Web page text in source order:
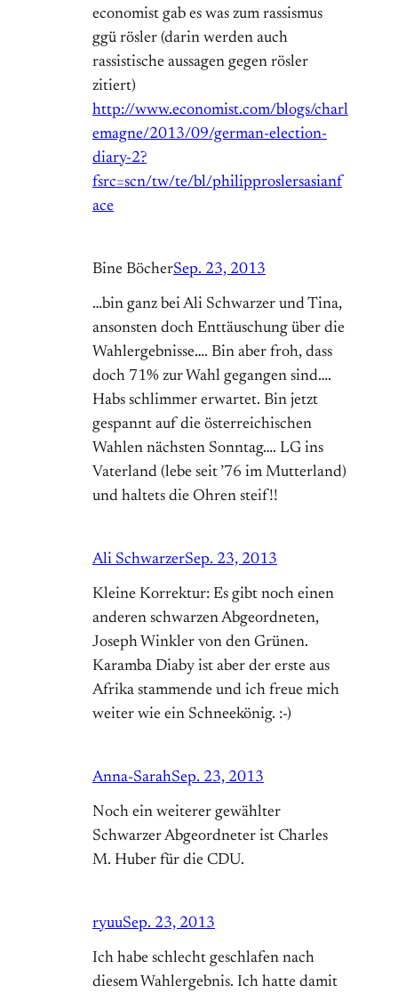
economist gab es was zum rassismus
ggü rösler (darin werden auch
rassistische aussagen gegen rösler
zitiert)
http://www.economist.com/blogs/charl
emagne/2013/09/german-election-
diary-2?
fsrc=scn/tw/te/bl/philipproslersasianf
ace
Bine BöcherSep. 23, 2013
…bin ganz bei Ali Schwarzer und Tina,
ansonsten doch Enttäuschung über die
Wahlergebnisse…. Bin aber froh, dass
doch 71% zur Wahl gegangen sind….
Habs schlimmer erwartet. Bin jetzt
gespannt auf die österreichischen
Wahlen nächsten Sonntag…. LG ins
Vaterland (lebe seit ’76 im Mutterland)
und haltets die Ohren steif!!
Ali SchwarzerSep. 23, 2013
Kleine Korrektur: Es gibt noch einen
anderen schwarzen Abgeordneten,
Joseph Winkler von den Grünen.
Karamba Diaby ist aber der erste aus
Afrika stammende und ich freue mich
weiter wie ein Schneekönig. :-)
Anna-SarahSep. 23, 2013
Noch ein weiterer gewählter
Schwarzer Abgeordneter ist Charles
M. Huber für die CDU.
ryuuSep. 23, 2013
Ich habe schlecht geschlafen nach
diesem Wahlergebnis. Ich hatte damit